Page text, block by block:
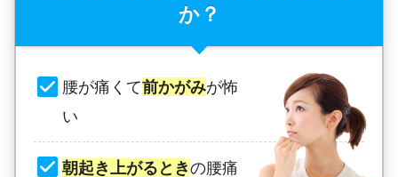
か？
腰が痛くて前かがみが怖
い
朝起き上がるときの腰痛